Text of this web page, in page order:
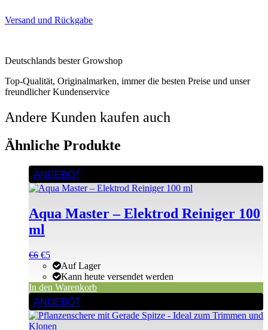
Versand und Rückgabe
Deutschlands bester Growshop
Top-Qualität, Originalmarken, immer die besten Preise und unser
freundlicher Kundenservice
Andere Kunden kaufen auch
Ähnliche Produkte
ANGEBOT
Aqua Master – Elektrod Reiniger 100
ml
Ursprünglicher
Preis
war:
€6
€6Aktueller
Preis
ist:
€6.
€5
Auf Lager
Kann heute versendet werden
In den Warenkorb
ANGEBOT